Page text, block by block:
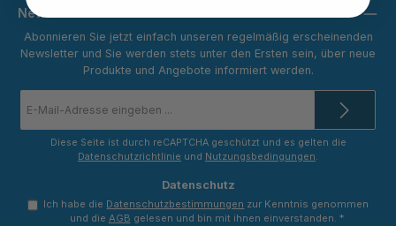
Newsletter
Abonnieren Sie jetzt einfach unseren regelmäßig erscheinenden
Newsletter und Sie werden stets unter den Ersten sein, über neue
Produkte und Angebote informiert werden.
Mail-
*
Diese Seite ist durch reCAPTCHA geschützt und es gelten die
Datenschutzrichtlinie und Nutzungsbedingungen.
Datenschutz
Ich habe die Datenschutzbestimmungen zur Kenntnis genommen
und die AGB gelesen und bin mit ihnen einverstanden. *